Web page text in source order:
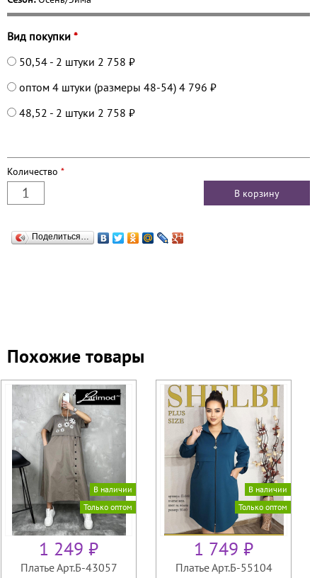
Вид покупки *
50,54 - 2 штуки 2 758 ₽
оптом 4 штуки (размеры 48-54) 4 796 ₽
48,52 - 2 штуки 2 758 ₽
Количество *
Поделиться…
Похожие товары
В наличии
Только оптом
1 249 ₽
Платье Арт.Б-43057
В наличии
Только оптом
1 749 ₽
Платье Арт.Б-55104